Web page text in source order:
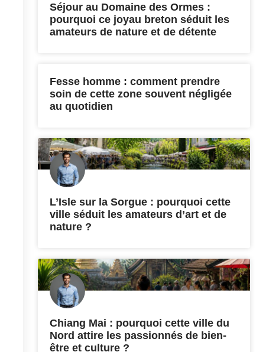
Séjour au Domaine des Ormes :
pourquoi ce joyau breton séduit les
amateurs de nature et de détente
Fesse homme : comment prendre
soin de cette zone souvent négligée
au quotidien
L’Isle sur la Sorgue : pourquoi cette
ville séduit les amateurs d’art et de
nature ?
Chiang Mai : pourquoi cette ville du
Nord attire les passionnés de bien-
être et culture ?